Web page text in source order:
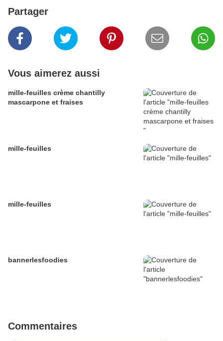
Partager
Vous aimerez aussi
mille-feuilles crème chantilly
mascarpone et fraises
mille-feuilles
mille-feuilles
bannerlesfoodies
Commentaires